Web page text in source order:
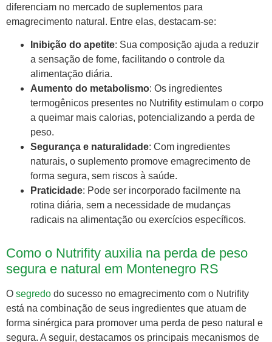
diferenciam no mercado de suplementos para
emagrecimento natural. Entre elas, destacam-se:
Inibição do apetite: Sua composição ajuda a reduzir
a sensação de fome, facilitando o controle da
alimentação diária.
Aumento do metabolismo: Os ingredientes
termogênicos presentes no Nutrifity estimulam o corpo
a queimar mais calorias, potencializando a perda de
peso.
Segurança e naturalidade: Com ingredientes
naturais, o suplemento promove emagrecimento de
forma segura, sem riscos à saúde.
Praticidade: Pode ser incorporado facilmente na
rotina diária, sem a necessidade de mudanças
radicais na alimentação ou exercícios específicos.
Como o Nutrifity auxilia na perda de peso
segura e natural em Montenegro RS
O segredo do sucesso no emagrecimento com o Nutrifity
está na combinação de seus ingredientes que atuam de
forma sinérgica para promover uma perda de peso natural e
segura. A seguir, destacamos os principais mecanismos de